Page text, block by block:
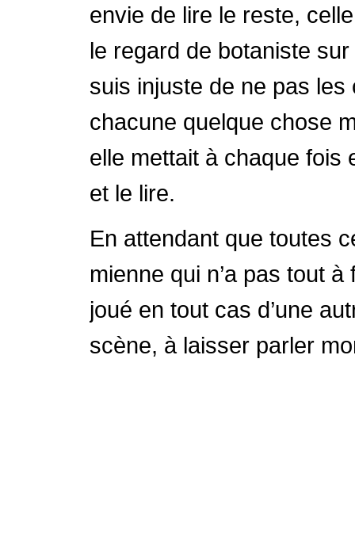
envie de lire le reste,
le regard de botaniste
suis injuste de ne pas
chacune quelque chose
elle mettait à chaque fois
et le lire.
En attendant que toutes
mienne qui n’a pas tout
joué en tout cas d’une
scène, à laisser parler